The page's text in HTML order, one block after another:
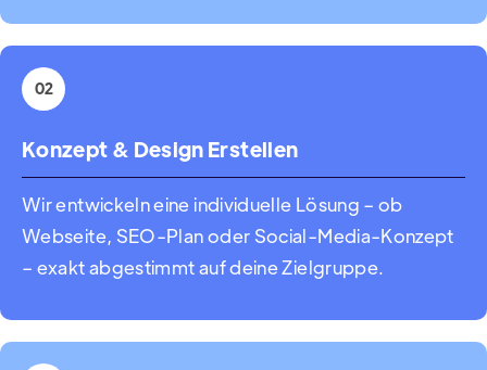
02
Konzept & Design Erstellen
Wir entwickeln eine individuelle Lösung – ob
Webseite, SEO-Plan oder Social-Media-Konzept
– exakt abgestimmt auf deine Zielgruppe.